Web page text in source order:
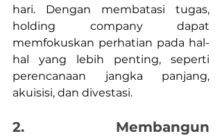
hari. Dengan membatasi tugas,
holding company dapat
memfokuskan perhatian pada hal-
hal yang lebih penting, seperti
perencanaan jangka panjang,
akuisisi, dan divestasi.
2. Membangun